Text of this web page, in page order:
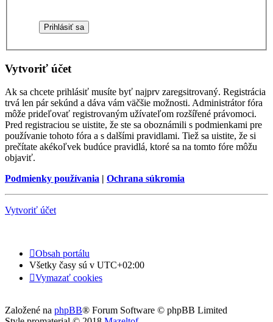
Vytvoriť účet
Ak sa chcete prihlásiť musíte byť najprv zaregsitrovaný. Registrácia
trvá len pár sekúnd a dáva vám väčšie možnosti. Administrátor fóra
môže prideľovať registrovaným užívateľom rozšířené právomoci.
Pred registraciou se uistite, že ste sa oboznámili s podmienkami pre
používanie tohoto fóra a s dalšími pravidlami. Tiež sa uistite, že si
prečítate akékoľvek budúce pravidlá, ktoré sa na tomto fóre môžu
objaviť.
Podmienky používania | Ochrana súkromia
Vytvoriť účet
Obsah portálu
Všetky časy sú v UTC+02:00
Vymazať cookies
Založené na phpBB® Forum Software © phpBB Limited